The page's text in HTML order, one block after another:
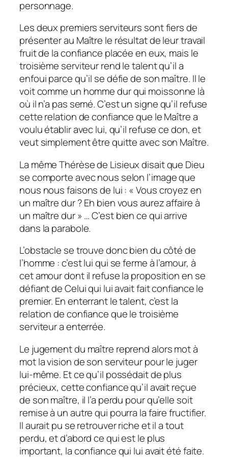
personnage.
Les deux premiers serviteurs sont fiers de
présenter au Maître le résultat de leur travail
fruit de la confiance placée en eux, mais le
troisième serviteur rend le talent qu’il a
enfoui parce qu’il se défie de son maître. Il le
voit comme un hommedur qui moissonne là
où il n’a pas semé. C’est un signe qu’il refuse
cette relation de confiance que le Maître a
voulu établir avec lui, qu’il refuse ce don, et
veut simplement être quitte avec son Maître.
La même Thérèse de Lisieux disait que Dieu
se comporte avec nous selon l’image que
nous nous faisons de lui : « Vous croyez en
un maître dur ? Eh bien vous aurez affaire à
un maître dur » … C’est bien ce qui arrive
dans la parabole.
L’obstacle se trouve donc bien du côté de
l’homme : c’est lui qui se ferme à l’amour, à
cet amour dont il refuse la proposition en se
défiant de Celui qui lui avait fait confiance le
premier. En enterrant le talent, c’est la
relation de confiance que le troisième
serviteur a enterrée.
Le jugement du maître reprend alors mot à
mot la vision de son serviteur pour le juger
lui-même. Et ce qu’il possédait de plus
précieux, cette confiance qu’il avait reçue
de son maître, il l’a perdu pour qu’elle soit
remise à un autre qui pourra la faire fructifier.
Il aurait pu se retrouver riche et il a tout
perdu, et d’abord ce qui est le plus
important, la confiance qui lui avait été faite.